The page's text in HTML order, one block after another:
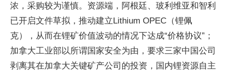
浓，采购较为谨慎。资源端，阿根廷、玻利维亚和智利
已开启文件草拟，推动建立Lithium OPEC（锂佩
克），从而在锂矿价值波动的情况下达成“价格协议”；
加拿大工业部以所谓国家安全为由，要求三家中国公司
剥离其在加拿大关键矿产公司的投资，国内锂资源自主